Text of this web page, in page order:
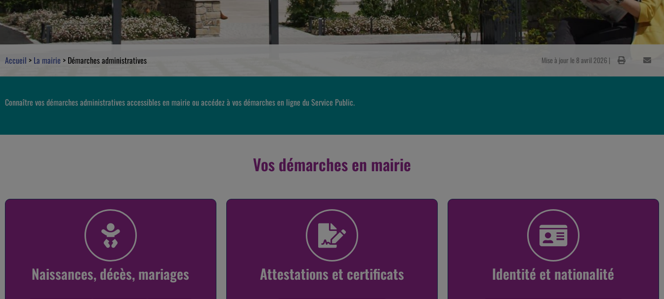
Accueil > La mairie > Démarches administratives Mise à jour le 8 avril 2026 |
Connaître vos démarches administratives accessibles en mairie ou accédez à vos démarches en ligne du Service Public.
Vos démarches en mairie
Naissances, décès, mariages Attestations et certificats Identité et nationalité